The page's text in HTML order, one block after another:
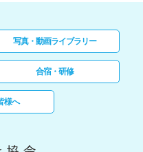
写真・動画ライブラリー
合宿・研修
様へ